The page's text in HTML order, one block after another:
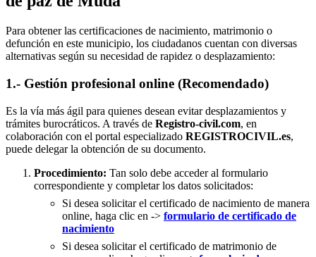
Para obtener las certificaciones de nacimiento, matrimonio o
defunción en este municipio, los ciudadanos cuentan con diversas
alternativas según su necesidad de rapidez o desplazamiento:
1.- Gestión profesional online (Recomendado)
Es la vía más ágil para quienes desean evitar desplazamientos y
trámites burocráticos. A través de Registro-civil.com, en
colaboración con el portal especializado REGISTROCIVIL.es,
puede delegar la obtención de su documento.
Procedimiento: Tan solo debe acceder al formulario
correspondiente y completar los datos solicitados:
Si desea solicitar el certificado de nacimiento de manera
online, haga clic en -> formulario de certificado de
nacimiento
Si desea solicitar el certificado de matrimonio de